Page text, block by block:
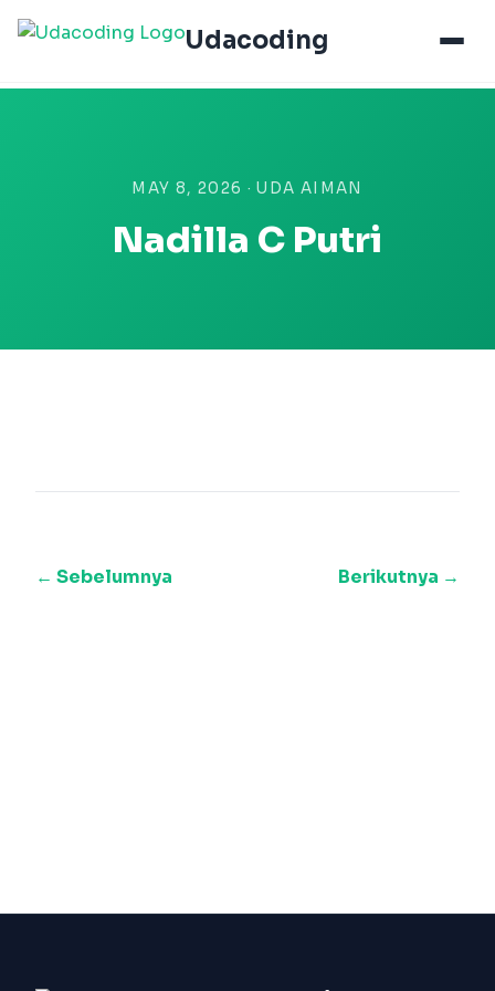
Udacoding
MAY 8, 2026 · UDA AIMAN
Nadilla C Putri
← Sebelumnya Berikutnya →